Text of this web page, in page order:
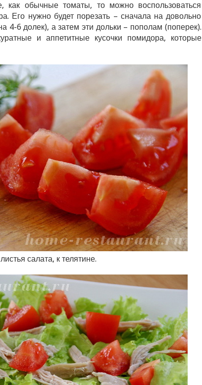
как обычные томаты, то можно воспользоваться
Его нужно будет порезать – сначала на довольно
4-6 долек), а затем эти дольки – пополам (поперек).
и аппетитные кусочки помидора, которые
салата, к телятине.